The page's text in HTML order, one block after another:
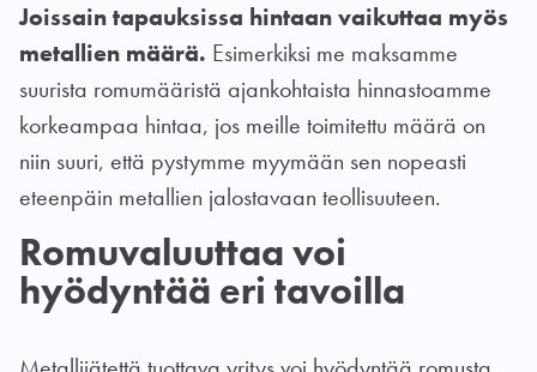
Joissain tapauksissa hintaan vaikuttaa myös
metallien määrä. Esimerkiksi me maksamme
suurista romumääristä ajankohtaista hinnastoamme
korkeampaa hintaa, jos meille toimitettu määrä on
niin suuri, että pystymme myymään sen nopeasti
eteenpäin metallien jalostavaan teollisuuteen.
Romuvaluuttaa voi
hyödyntää eri tavoilla